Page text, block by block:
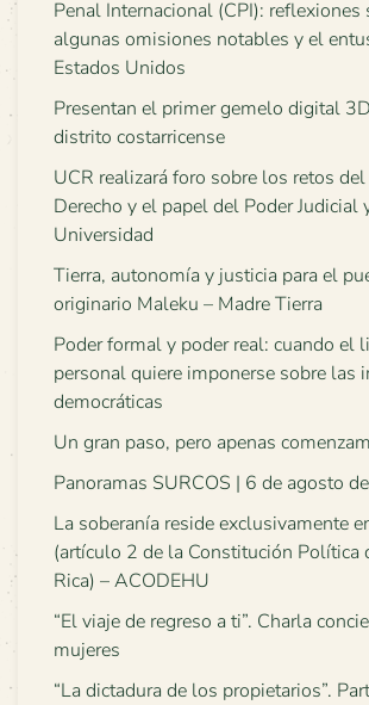
Penal Internacional (CPI): reflexiones
algunas omisiones notables y el
Estados Unidos
Presentan el primer gemelo digital
distrito costarricense
UCR realizará foro sobre los retos
Derecho y el papel del Poder Judicial
Universidad
Tierra, autonomía y justicia para el
originario Maleku – Madre Tierra
Poder formal y poder real: cuando el
personal quiere imponerse sobre las
democráticas
Un gran paso, pero apenas
Panoramas SURCOS | 6 de agosto
La soberanía reside exclusivamente
(artículo 2 de la Constitución Política
Rica) – ACODEHU
“El viaje de regreso a ti”. Charla
mujeres
“La dictadura de los propietarios”.